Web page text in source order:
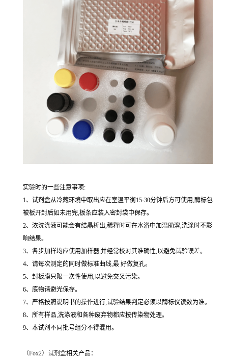
实验时的一些注意事项:
1、试剂盒从冷藏环境中取出应在室温平衡15-30分钟后方可使用,酶标包
被板开封后如未用完,板条应装入密封袋中保存。
2、浓洗涤液可能会有结晶析出,稀释时可在水浴中加温助溶,洗涤时不影
响结果。
3、各步加样均应使用加样器,并经常校对其准确性,以避免试验误差。
4、请每次测定的同时做标准曲线,最 好做复孔。
5、封板膜只限一次性使用,以避免交叉污染。
6、底物请避光保存。
7、严格按照说明书的操作进行,试验结果判定必须以酶标仪读数为准。
8、所有样品,洗涤液和各种废弃物都应按传染物处理。
9、本试剂不同批号组分不得混用。
（Fox2）试剂盒相关产品：